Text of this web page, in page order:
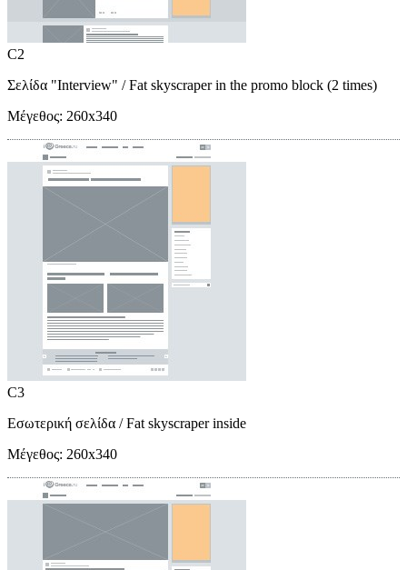
C2
Σελίδα "Interview" / Fat skyscraper in the promo block (2 times)
Μέγεθος: 260x340
C3
Εσωτερική σελίδα / Fat skyscraper inside
Μέγεθος: 260x340